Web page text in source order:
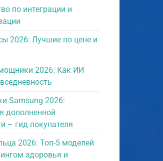
по интеграции и
2026: Лучшие по цене и
2026: Как ИИ
Samsung 2026:
дополненной
– гид покупателя
2026: Топ-5 моделей
здоровья и